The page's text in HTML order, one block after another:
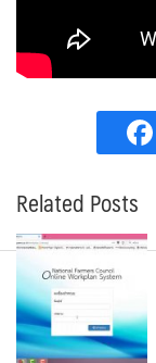
Related Posts